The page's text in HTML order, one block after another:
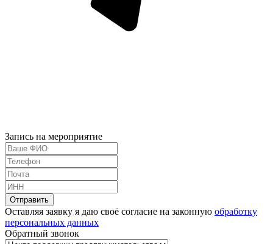
Запись на мероприятие
Оставляя заявку я даю своё согласие на законную обработку
персональных данных
Обратный звонок